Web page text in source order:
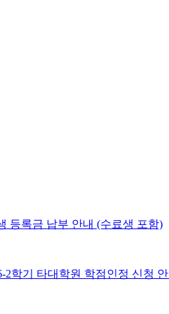
등록금 납부 안내 (수료생 포함)
2학기 타대학원 학점인정 신청